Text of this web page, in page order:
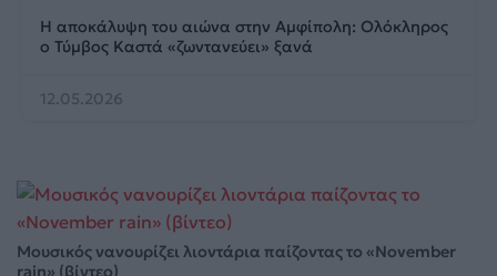
Η αποκάλυψη του αιώνα στην Αμφίπολη: Ολόκληρος
ο Τύμβος Καστά «ζωντανεύει» ξανά
12.05.2026
Μουσικός νανουρίζει λιοντάρια παίζοντας το «November
rain» (βίντεο)